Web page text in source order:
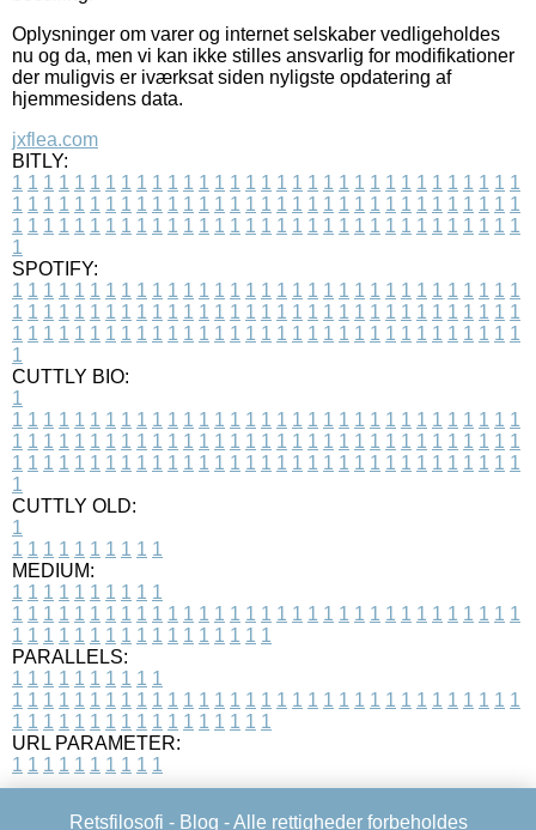
Oplysninger om varer og internet selskaber vedligeholdes
nu og da, men vi kan ikke stilles ansvarlig for modifikationer
der muligvis er iværksat siden nyligste opdatering af
hjemmesidens data.
jxflea.com
BITLY:
1 1 1 1 1 1 1 1 1 1 1 1 1 1 1 1 1 1 1 1 1 1 1 1 1 1 1 1 1 1 1 1 1
1 1 1 1 1 1 1 1 1 1 1 1 1 1 1 1 1 1 1 1 1 1 1 1 1 1 1 1 1 1 1 1 1
1 1 1 1 1 1 1 1 1 1 1 1 1 1 1 1 1 1 1 1 1 1 1 1 1 1 1 1 1 1 1 1 1
1
SPOTIFY:
1 1 1 1 1 1 1 1 1 1 1 1 1 1 1 1 1 1 1 1 1 1 1 1 1 1 1 1 1 1 1 1 1
1 1 1 1 1 1 1 1 1 1 1 1 1 1 1 1 1 1 1 1 1 1 1 1 1 1 1 1 1 1 1 1 1
1 1 1 1 1 1 1 1 1 1 1 1 1 1 1 1 1 1 1 1 1 1 1 1 1 1 1 1 1 1 1 1 1
1
CUTTLY BIO:
1
1 1 1 1 1 1 1 1 1 1 1 1 1 1 1 1 1 1 1 1 1 1 1 1 1 1 1 1 1 1 1 1 1
1 1 1 1 1 1 1 1 1 1 1 1 1 1 1 1 1 1 1 1 1 1 1 1 1 1 1 1 1 1 1 1 1
1 1 1 1 1 1 1 1 1 1 1 1 1 1 1 1 1 1 1 1 1 1 1 1 1 1 1 1 1 1 1 1 1
1
CUTTLY OLD:
1
1 1 1 1 1 1 1 1 1 1
MEDIUM:
1 1 1 1 1 1 1 1 1 1
1 1 1 1 1 1 1 1 1 1 1 1 1 1 1 1 1 1 1 1 1 1 1 1 1 1 1 1 1 1 1 1 1
1 1 1 1 1 1 1 1 1 1 1 1 1 1 1 1 1
PARALLELS:
1 1 1 1 1 1 1 1 1 1
1 1 1 1 1 1 1 1 1 1 1 1 1 1 1 1 1 1 1 1 1 1 1 1 1 1 1 1 1 1 1 1 1
1 1 1 1 1 1 1 1 1 1 1 1 1 1 1 1 1
URL PARAMETER:
1 1 1 1 1 1 1 1 1 1
Retsfilosofi - Blog - Alle rettigheder forbeholdes